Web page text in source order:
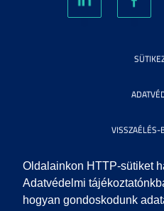
Oldalainkon HTTP-sütiket
Adatvédelmi
hogyan gondoskodunk
VISSZAÉLÉS-